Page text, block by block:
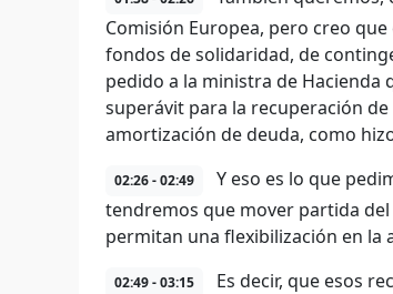
Comisión Europea, pero creo
fondos de solidaridad, de
pedido a la ministra de Hacienda
superávit para la recuperación
amortización de deuda, como
02:26 - 02:49
Y eso es lo que
tendremos que mover partida
permitan una flexibilización en la
02:49 - 03:15
Es decir, que esos